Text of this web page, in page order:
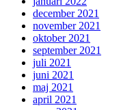
december 2021
november 2021
oktober 2021
september 2021
juli 2021
juni 2021
maj 2021
april 2021